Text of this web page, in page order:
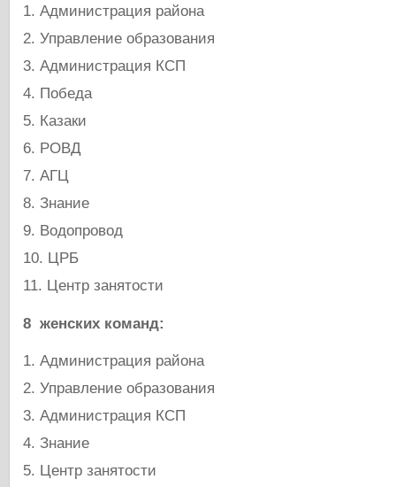
Администрация района
Управление образования
Администрация КСП
Победа
Казаки
РОВД
АГЦ
Знание
Водопровод
ЦРБ
Центр занятости
8 женских команд:
Администрация района
Управление образования
Администрация КСП
Знание
Центр занятости